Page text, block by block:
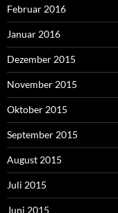
Februar 2016
Januar 2016
Dezember 2015
November 2015
Oktober 2015
September 2015
August 2015
Juli 2015
Juni 2015